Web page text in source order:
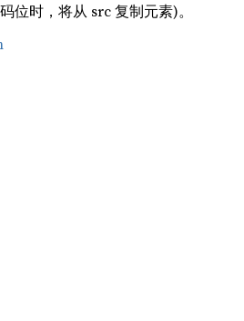
位时，将从 src 复制元素)。